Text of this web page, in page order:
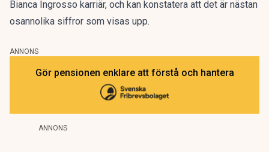
Bianca Ingrosso karriär, och kan konstatera att det är nästan
osannolika siffror som visas upp.
ANNONS
Gör pensionen enklare att förstå och hantera
ANNONS